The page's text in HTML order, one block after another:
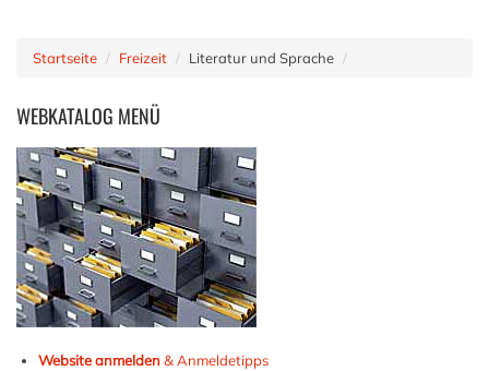
Startseite Freizeit Literatur und Sprache
WEBKATALOG MENÜ
Website anmelden& Anmeldetipps